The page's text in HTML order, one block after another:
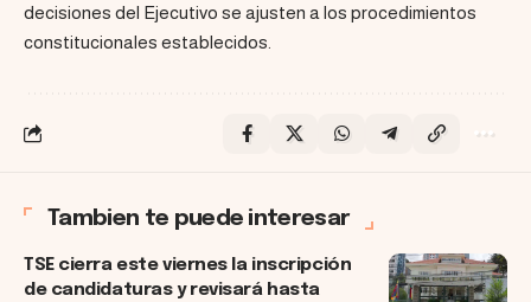
decisiones del Ejecutivo se ajusten a los procedimientos
constitucionales establecidos.
Tambien te puede interesar
TSE cierra este viernes la inscripción
de candidaturas y revisará hasta